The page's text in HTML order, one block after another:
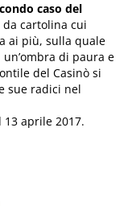
caso del
cartolina cui
ai più, sulla quale
di paura e
del Casinò si
sue radici nel
aprile 2017.